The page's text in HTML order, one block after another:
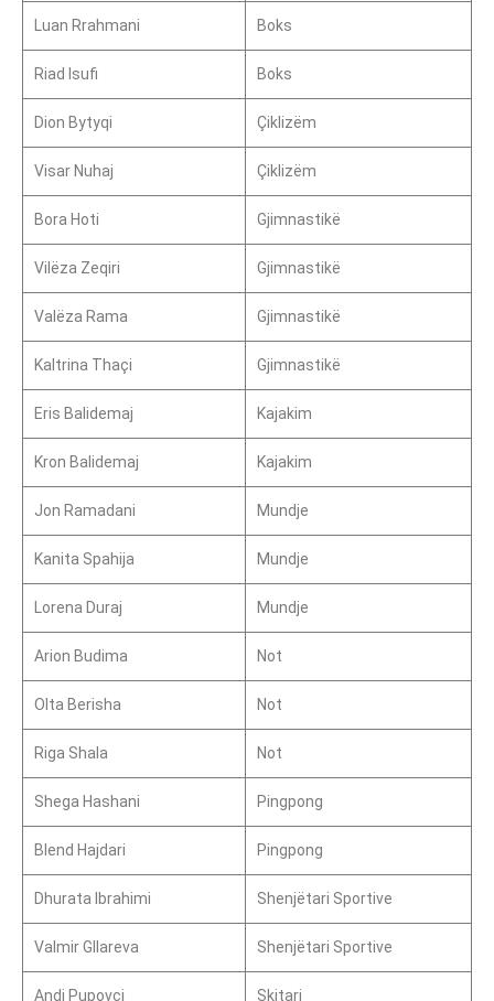
Luan Rrahmani Boks
Riad Isufi Boks
Dion Bytyqi Çiklizëm
Visar Nuhaj Çiklizëm
Bora Hoti Gjimnastikë
Vilëza Zeqiri Gjimnastikë
Valëza Rama Gjimnastikë
Kaltrina Thaçi Gjimnastikë
Eris Balidemaj Kajakim
Kron Balidemaj Kajakim
Jon Ramadani Mundje
Kanita Spahija Mundje
Lorena Duraj Mundje
Arion Budima Not
Olta Berisha Not
Riga Shala Not
Shega Hashani Pingpong
Blend Hajdari Pingpong
Dhurata Ibrahimi Shenjëtari Sportive
Valmir Gllareva Shenjëtari Sportive
Andi Pupovci Skitari